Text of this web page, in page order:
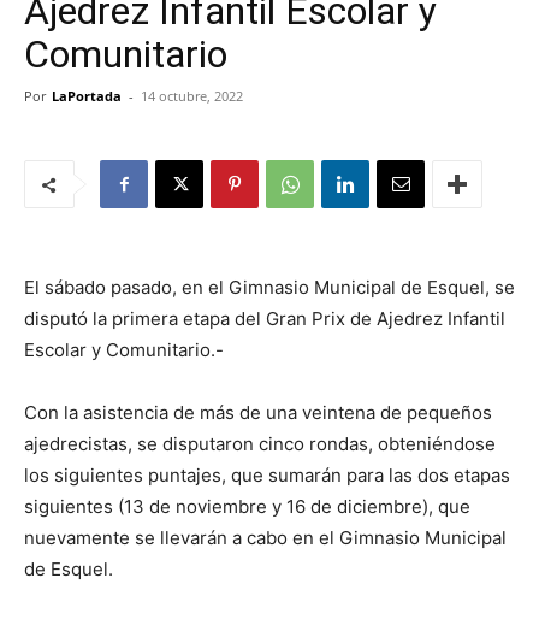
Ajedrez Infantil Escolar y
Comunitario
Por LaPortada - 14 octubre, 2022
El sábado pasado, en el Gimnasio Municipal de Esquel, se
disputó la primera etapa del Gran Prix de Ajedrez Infantil
Escolar y Comunitario.-
Con la asistencia de más de una veintena de pequeños
ajedrecistas, se disputaron cinco rondas, obteniéndose
los siguientes puntajes, que sumarán para las dos etapas
siguientes (13 de noviembre y 16 de diciembre), que
nuevamente se llevarán a cabo en el Gimnasio Municipal
de Esquel.